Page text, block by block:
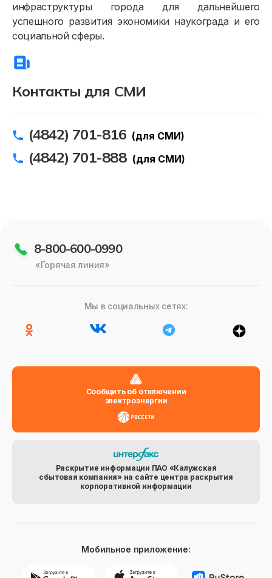
Контакты для СМИ
(4842) 701-816 (для СМИ)
(4842) 701-888 (для СМИ)
инфраструктуры города для дальнейшего
успешного развития экономики наукограда и его
социальной сферы.
8-800-600-0990
«Горячая линия»
Мы в социальных сетях:
Сообщить об отключении
электроэнергии
Раскрытие информации ПАО «Калужская
сбытовая компания» на сайте центра раскрытия
корпоративной информации
Мобильное приложение: